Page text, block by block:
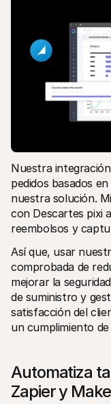
Nuestra
pedidos basados
nuestra solución.
con Descartes pixi
reembolsos y
Así que, usar
comprobada de
mejorar la
de suministro y
satisfacción del
un cumplimiento
Automatiza
Zapier y Make